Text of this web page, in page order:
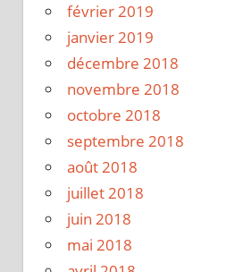
février 2019
janvier 2019
décembre 2018
novembre 2018
octobre 2018
septembre 2018
août 2018
juillet 2018
juin 2018
mai 2018